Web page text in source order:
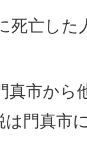
死亡した
真市から
は門真市